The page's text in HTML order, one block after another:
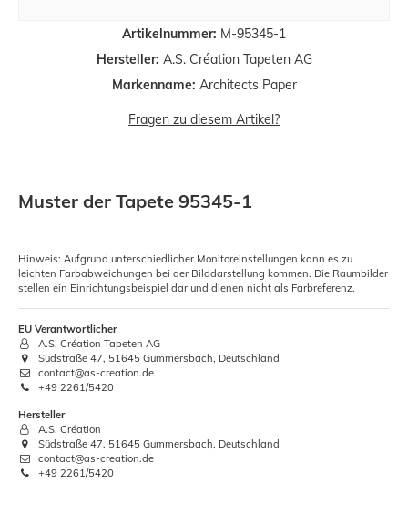
Artikelnummer: M-95345-1
Hersteller: A.S. Création Tapeten AG
Markenname: Architects Paper
Fragen zu diesem Artikel?
Muster der Tapete 95345-1
Hinweis: Aufgrund unterschiedlicher Monitoreinstellungen kann es zu
leichten Farbabweichungen bei der Bilddarstellung kommen. Die Raumbilder
stellen ein Einrichtungsbeispiel dar und dienen nicht als Farbreferenz.
EU Verantwortlicher
A.S. Création Tapeten AG
Südstraße 47, 51645 Gummersbach, Deutschland
contact@as-creation.de
+49 2261/5420
Hersteller
A.S. Création
Südstraße 47, 51645 Gummersbach, Deutschland
contact@as-creation.de
+49 2261/5420